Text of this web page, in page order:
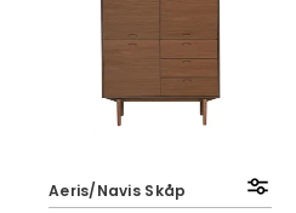
Aeris/Navis Skåp